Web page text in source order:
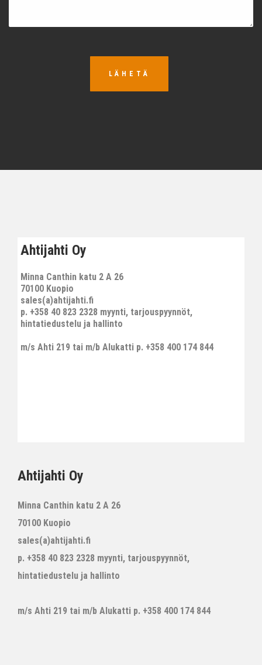
LÄHETÄ
Ahtijahti Oy
Minna Canthin katu 2 A 26
70100 Kuopio
sales(a)ahtijahti.fi
p. +358 40 823 2328 myynti, tarjouspyynnöt,
hintatiedustelu ja hallinto
m/s Ahti 219 tai m/b Alukatti p. +358 400 174 844
Ahtijahti Oy
Minna Canthin katu 2 A 26
70100 Kuopio
sales(a)ahtijahti.fi
p. +358 40 823 2328 myynti, tarjouspyynnöt,
hintatiedustelu ja hallinto
m/s Ahti 219 tai m/b Alukatti p. +358 400 174 844